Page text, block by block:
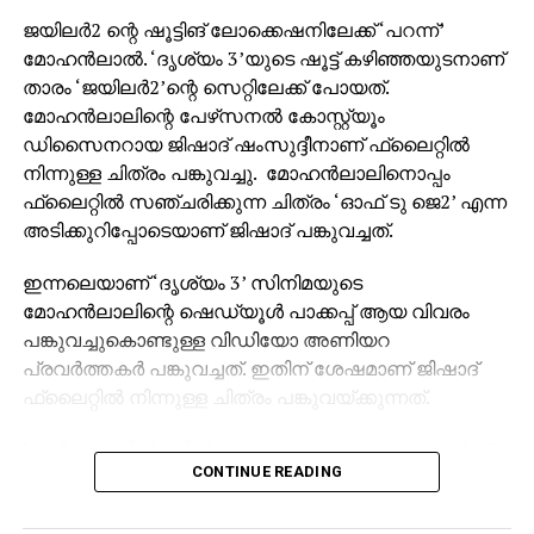
ജയിലര്‍2 ന്റെ ഷൂട്ടിങ് ലോക്കെഷനിലേക്ക് ‘പറന്ന്’
മോഹന്‍ലാല്‍. ‘ദൃശ്യം 3’യുടെ ഷൂട്ട് കഴിഞ്ഞയുടനാണ്
താരം ‘ജയിലര്‍2’ന്റെ സെറ്റിലേക്ക് പോയത്.
മോഹന്‍ലാലിന്റെ പേഴ്‌സനല്‍ കോസ്റ്റ്യൂം
ഡിസൈനറായ ജിഷാദ് ഷംസുദ്ദീനാണ് ഫ്‌ലൈറ്റില്‍
നിന്നുള്ള ചിത്രം പങ്കുവച്ചു. മോഹന്‍ലാലിനൊപ്പം
ഫ്‌ലൈറ്റില്‍ സഞ്ചരിക്കുന്ന ചിത്രം ‘ഓഫ് ടു ജെ2’ എന്ന
അടിക്കുറിപ്പോടെയാണ് ജിഷാദ് പങ്കുവച്ചത്.
ഇന്നലെയാണ് ‘ദൃശ്യം 3’ സിനിമയുടെ
മോഹന്‍ലാലിന്റെ ഷെഡ്യൂള്‍ പാക്കപ്പ് ആയ വിവരം
പങ്കുവച്ചുകൊണ്ടുള്ള വിഡിയോ അണിയറ
പ്രവര്‍ത്തകര്‍ പങ്കുവച്ചത്. ഇതിന് ശേഷമാണ് ജിഷാദ്
ഫ്‌ലൈറ്റില്‍ നിന്നുള്ള ചിത്രം പങ്കുവയ്ക്കുന്നത്.
‘ജയിലര്‍’ സിനിമയില്‍ ശ്രദ്ധേയമായ മോഹന്‍ലാലിന്റെ
കോസ്റ്റ്യൂം ഡിസൈന്‍ ചെയ്തത് ജിഷാദ് ഷംസുദ്ദീന്‍
CONTINUE READING